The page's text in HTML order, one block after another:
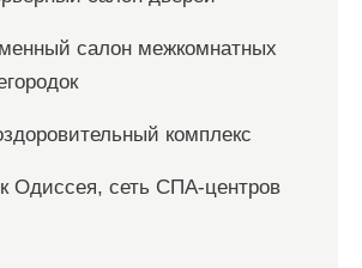
салон межкомнатных
комплекс
Одиссея, сеть СПА-центров